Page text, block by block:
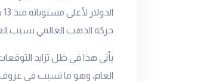
حركة الذهب العالمي بسبب
العام، وهو ما تسبب في عزوف